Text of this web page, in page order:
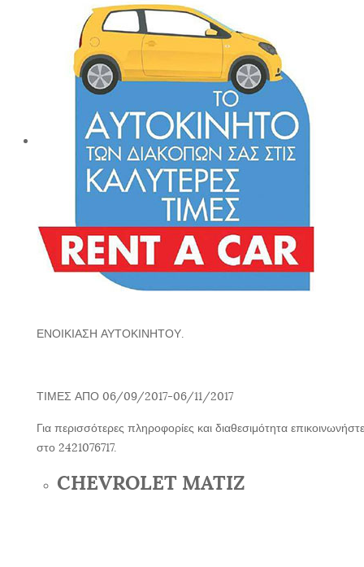
ΕΝΟΙΚΙΑΣΗ ΑΥΤΟΚΙΝΗΤΟΥ.
ΤΙΜΕΣ ΑΠΟ 06/09/2017-06/11/2017
Για περισσότερες πληροφορίες και διαθεσιμότητα
στο 2421076717.
CHEVROLET MATIZ